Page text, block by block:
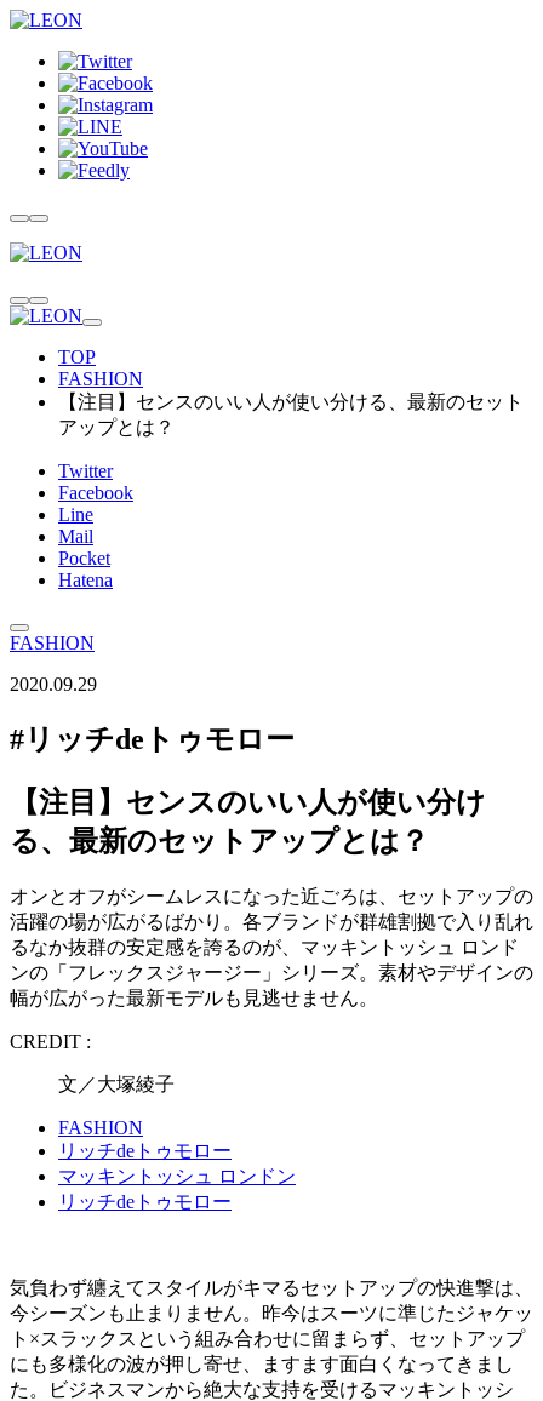
TOP
FASHION
【注目】センスのいい人が使い分ける、最新のセット
アップとは？
Twitter
Facebook
Line
Mail
Pocket
Hatena
FASHION
2020.09.29
#リッチdeトゥモロー
【注目】センスのいい人が使い分け
る、最新のセットアップとは？
オンとオフがシームレスになった近ごろは、セットアップの
活躍の場が広がるばかり。各ブランドが群雄割拠で入り乱れ
るなか抜群の安定感を誇るのが、マッキントッシュ ロンド
ンの「フレックスジャージー」シリーズ。素材やデザインの
幅が広がった最新モデルも見逃せません。
CREDIT :
文／大塚綾子
FASHION
リッチdeトゥモロー
マッキントッシュ ロンドン
リッチdeトゥモロー
気負わず纏えてスタイルがキマるセットアップの快進撃は、
今シーズンも止まりません。昨今はスーツに準じたジャケッ
ト×スラックスという組み合わせに留まらず、セットアップ
にも多様化の波が押し寄せ、ますます面白くなってきまし
た。ビジネスマンから絶大な支持を受けるマッキントッシ